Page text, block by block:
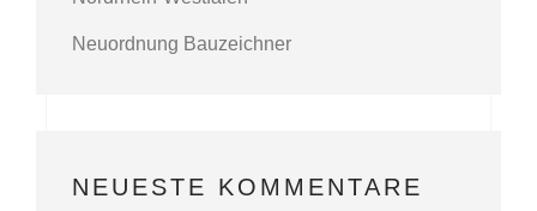
Neuordnung Bauzeichner
NEUESTE KOMMENTARE